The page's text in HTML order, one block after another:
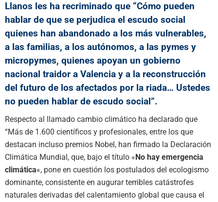
Llanos les ha recriminado que “Cómo pueden
hablar de que se perjudica el escudo social
quienes han abandonado a los más vulnerables,
a las familias, a los autónomos, a las pymes y
micropymes, quienes apoyan un gobierno
nacional traidor a Valencia y a la reconstrucción
del futuro de los afectados por la riada… Ustedes
no pueden hablar de escudo social”.
Respecto al llamado cambio climático ha declarado que
“Más de 1.600 científicos y profesionales, entre los que
destacan incluso premios Nobel, han firmado la Declaración
Climática Mundial, que, bajo el título «No hay emergencia
climática«, pone en cuestión los postulados del ecologismo
dominante, consistente en augurar terribles catástrofes
naturales derivadas del calentamiento global que causa el